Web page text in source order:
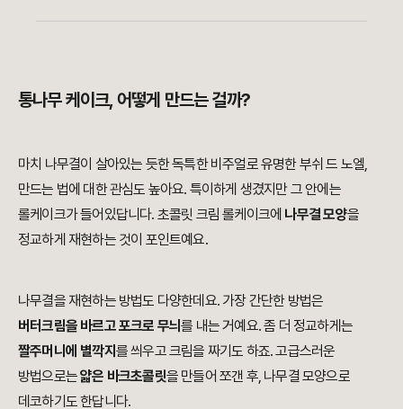
통나무 케이크, 어떻게 만드는 걸까?
마치 나무결이 살아있는 듯한 독특한 비주얼로 유명한 부쉬 드 노엘,
만드는 법에 대한 관심도 높아요. 특이하게 생겼지만 그 안에는
롤케이크가 들어있답니다. 초콜릿 크림 롤케이크에 나무결 모양을
정교하게 재현하는 것이 포인트예요.
나무결을 재현하는 방법도 다양한데요. 가장 간단한 방법은
버터크림을 바르고 포크로 무늬를 내는 거예요. 좀 더 정교하게는
짤주머니에 별깍지를 씌우고 크림을 짜기도 하죠. 고급스러운
방법으로는얇은 바크초콜릿을 만들어 쪼갠 후, 나무결 모양으로
데코하기도 한답니다.